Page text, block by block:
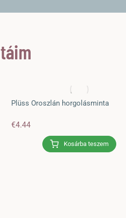
Plüss Oroszlán horgolásminta
€4.44
Kosárba teszem